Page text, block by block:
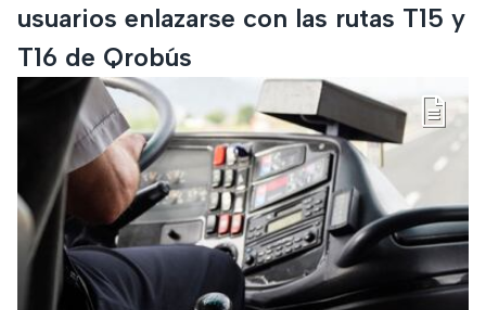
usuarios enlazarse con las rutas T15 y
T16 de Qrobús